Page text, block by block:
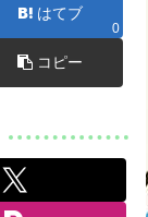
はてブ
0
コピー